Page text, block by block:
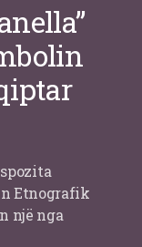
Etnografik
një nga